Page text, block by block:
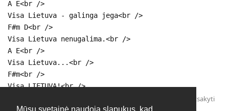
A E<br />
Visa Lietuva - galinga jega<br />
F#m D<br />
Visa Lietuva nenugalima.<br />
A E<br />
Visa Lietuva...<br />
F#m<br />
Visa LIETUVA!<br />
Atsakyti